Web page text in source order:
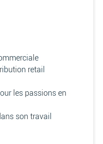
retail
les passions en
son travail